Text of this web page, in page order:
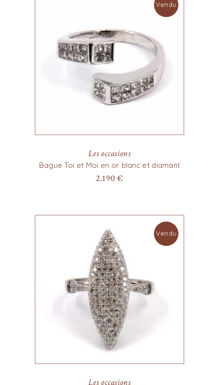
Vendu
Les occasions
Bague Toi et Moi en or blanc et diamant
2.190 €
Vendu
Les occasions